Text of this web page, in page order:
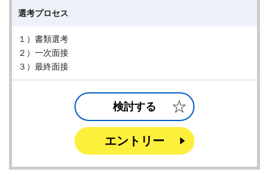
選考プロセス
１）書類選考
２）一次面接
３）最終面接
検討する
エントリー